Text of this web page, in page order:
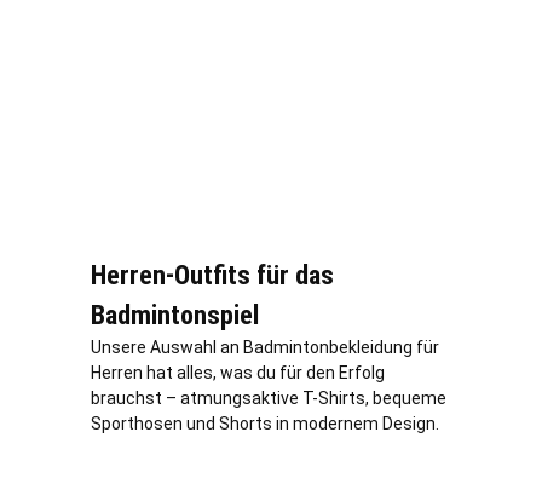
Herren-Outfits für das
Badmintonspiel
Unsere Auswahl an Badmintonbekleidung für
Herren hat alles, was du für den Erfolg
brauchst – atmungsaktive T-Shirts, bequeme
Sporthosen und Shorts in modernem Design.